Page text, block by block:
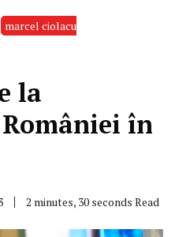
marcel ciolacu
la
în
2 minutes, 30 seconds Read